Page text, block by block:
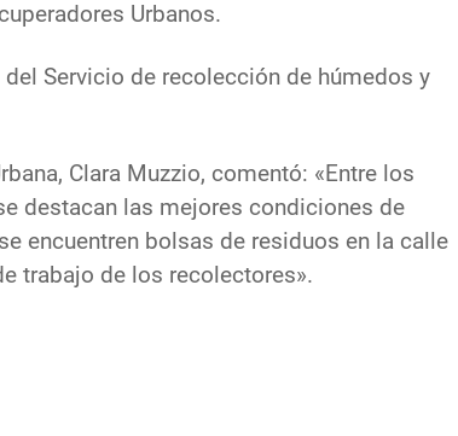
Urbanos.
Servicio de recolección de húmedos y
Clara Muzzio, comentó: «Entre los
destacan las mejores condiciones de
encuentren bolsas de residuos en la calle
trabajo de los recolectores».